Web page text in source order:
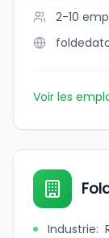
2-10
Voir les
Industrie: